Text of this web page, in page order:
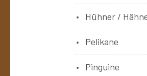
Hühner /
Pelikane
Pinguine